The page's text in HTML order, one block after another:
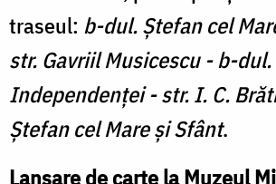
traseul: b-dul. Ștefan cel
str. Gavriil Musicescu - b-dul.
Independenței - str. I. C.
Ștefan cel Mare și Sfânt.
Lansare de carte la Muzeul